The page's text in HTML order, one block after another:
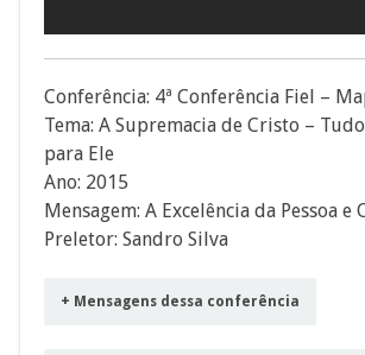
Conferência: 4ª Conferência Fiel –
Tema: A Supremacia de Cristo –
para Ele
Ano: 2015
Mensagem: A Excelência da Pessoa
Preletor: Sandro Silva
+ Mensagens dessa conferência